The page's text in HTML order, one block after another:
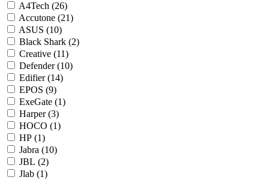
A4Tech (26)
Accutone (21)
ASUS (10)
Black Shark (2)
Creative (11)
Defender (10)
Edifier (14)
EPOS (9)
ExeGate (1)
Harper (3)
HOCO (1)
HP (1)
Jabra (10)
JBL (2)
Jlab (1)